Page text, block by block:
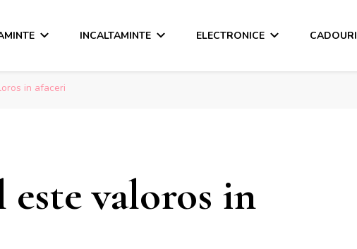
INCALTAMINTE ELECTRONICE CADOURI
in afaceri
valoros in